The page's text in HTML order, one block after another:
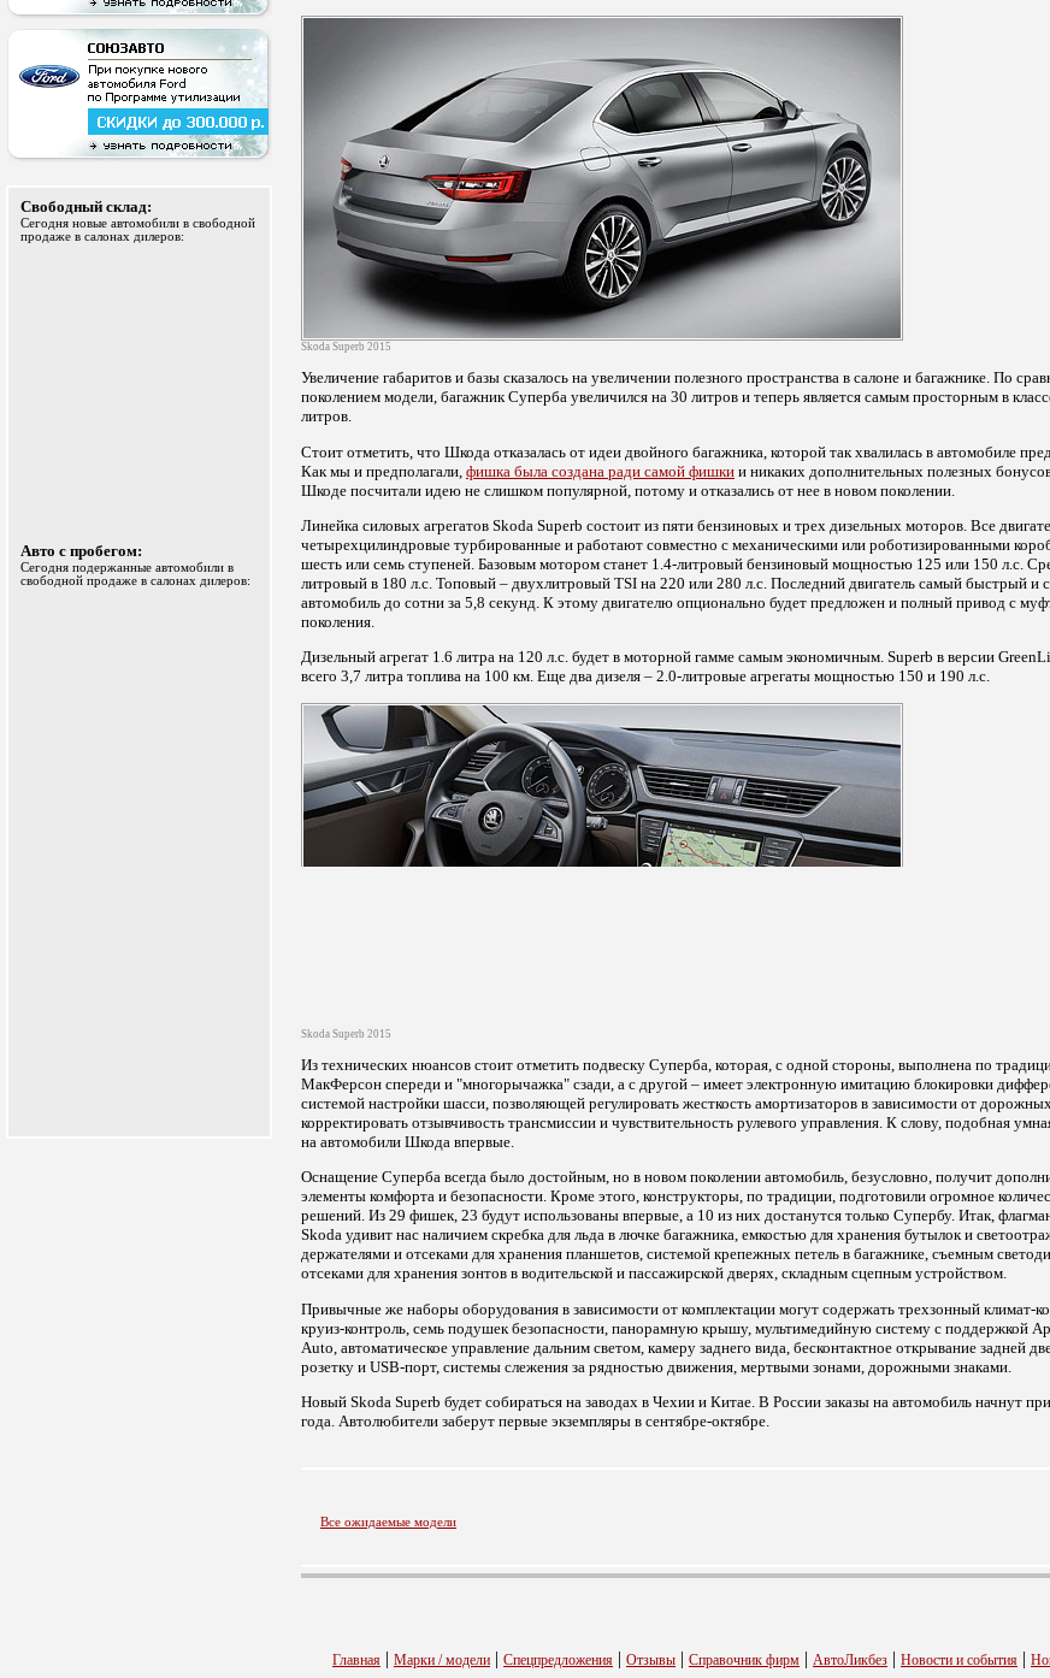
Свободный склад:
Сегодня новые автомобили в свободной
продаже в салонах дилеров:
Авто с пробегом:
Сегодня подержанные автомобили в
свободной продаже в салонах дилеров:
Skoda Superb 2015
Увеличение габаритов и базы сказалось на увеличении полезного пространства в салоне и багажнике. По
поколением модели, багажник Суперба увеличился на 30 литров и теперь является самым просторным в
литров.
Стоит отметить, что Шкода отказалась от идеи двойного багажника, которой так хвалилась в автомобиле
Как мы и предполагали, фишка была создана ради самой фишки и никаких дополнительных полезных
Шкоде посчитали идею не слишком популярной, потому и отказались от нее в новом поколении.
Линейка силовых агрегатов Skoda Superb состоит из пяти бензиновых и трех дизельных моторов. Все
четырехцилиндровые турбированные и работают совместно с механическими или роботизированными
шесть или семь ступеней. Базовым мотором станет 1.4-литровый бензиновый мощностью 125 или 150 л.с.
литровый в 180 л.с. Топовый – двухлитровый TSI на 220 или 280 л.с. Последний двигатель самый быстрый и
автомобиль до сотни за 5,8 секунд. К этому двигателю опционально будет предложен и полный привод с
поколения.
Дизельный агрегат 1.6 литра на 120 л.с. будет в моторной гамме самым экономичным. Superb в версии
всего 3,7 литра топлива на 100 км. Еще два дизеля – 2.0-литровые агрегаты мощностью 150 и 190 л.с.
Skoda Superb 2015
Из технических нюансов стоит отметить подвеску Суперба, которая, с одной стороны, выполнена по
МакФерсон спереди и "многорычажка" сзади, а с другой – имеет электронную имитацию блокировки
системой настройки шасси, позволяющей регулировать жесткость амортизаторов в зависимости от
корректировать отзывчивость трансмиссии и чувствительность рулевого управления. К слову, подобная
на автомобили Шкода впервые.
Оснащение Суперба всегда было достойным, но в новом поколении автомобиль, безусловно, получит
элементы комфорта и безопасности. Кроме этого, конструкторы, по традиции, подготовили огромное
решений. Из 29 фишек, 23 будут использованы впервые, а 10 из них достанутся только Супербу. Итак,
Skoda удивит нас наличием скребка для льда в лючке багажника, емкостью для хранения бутылок и
держателями и отсеками для хранения планшетов, системой крепежных петель в багажнике, съемным
отсеками для хранения зонтов в водительской и пассажирской дверях, складным сцепным устройством.
Привычные же наборы оборудования в зависимости от комплектации могут содержать трехзонный климат-
круиз-контроль, семь подушек безопасности, панорамную крышу, мультимедийную систему с поддержкой
Auto, автоматическое управление дальним светом, камеру заднего вида, бесконтактное открывание задней
розетку и USB-порт, системы слежения за рядностью движения, мертвыми зонами, дорожными знаками.
Новый Skoda Superb будет собираться на заводах в Чехии и Китае. В России заказы на автомобиль начнут
года. Автолюбители заберут первые экземпляры в сентябре-октябре.
Все ожидаемые модели
Главная | Марки / модели | Спецпредложения | Отзывы | Справочник фирм | АвтоЛикбез | Новости и события |